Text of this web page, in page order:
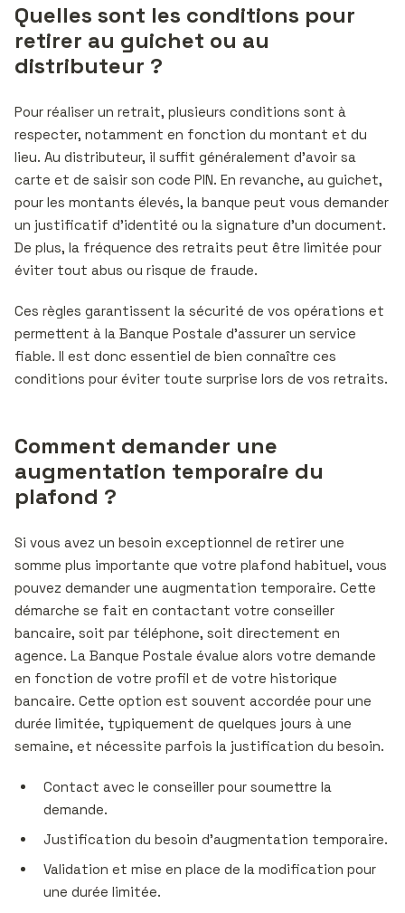
Quelles sont les conditions pour
retirer au guichet ou au
distributeur ?
Pour réaliser un retrait, plusieurs conditions sont à
respecter, notamment en fonction du montant et du
lieu. Au distributeur, il suffit généralement d’avoir sa
carte et de saisir son code PIN. En revanche, au guichet,
pour les montants élevés, la banque peut vous demander
un justificatif d’identité ou la signature d’un document.
De plus, la fréquence des retraits peut être limitée pour
éviter tout abus ou risque de fraude.
Ces règles garantissent la sécurité de vos opérations et
permettent à la Banque Postale d’assurer un service
fiable. Il est donc essentiel de bien connaître ces
conditions pour éviter toute surprise lors de vos retraits.
Comment demander une
augmentation temporaire du
plafond ?
Si vous avez un besoin exceptionnel de retirer une
somme plus importante que votre plafond habituel, vous
pouvez demander une augmentation temporaire. Cette
démarche se fait en contactant votre conseiller
bancaire, soit par téléphone, soit directement en
agence. La Banque Postale évalue alors votre demande
en fonction de votre profil et de votre historique
bancaire. Cette option est souvent accordée pour une
durée limitée, typiquement de quelques jours à une
semaine, et nécessite parfois la justification du besoin.
Contact avec le conseiller pour soumettre la
demande.
Justification du besoin d’augmentation temporaire.
Validation et mise en place de la modification pour
une durée limitée.